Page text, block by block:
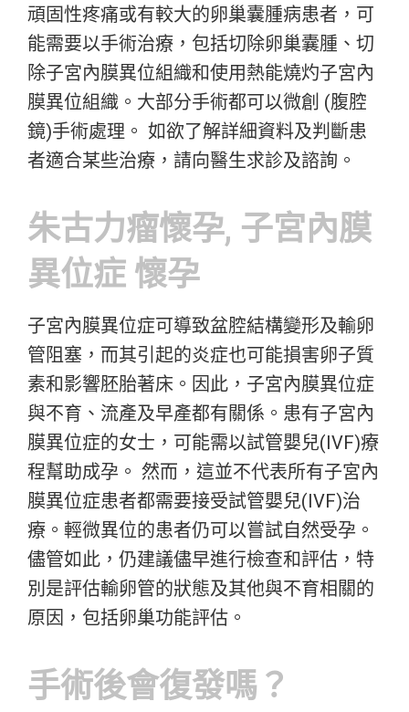
頑固性疼痛或有較大的卵巢囊腫病患者，可
能需要以手術治療，包括切除卵巢囊腫、切
除子宮內膜異位組織和使用熱能燒灼子宮內
膜異位組織。大部分手術都可以微創 (腹腔
鏡)手術處理。 如欲了解詳細資料及判斷患
者適合某些治療，請向醫生求診及諮詢。
朱古力瘤懷孕, 子宮內膜
異位症 懷孕
子宮內膜異位症可導致盆腔結構變形及輸卵
管阻塞，而其引起的炎症也可能損害卵子質
素和影響胚胎著床。因此，子宮內膜異位症
與不育、流產及早產都有關係。患有子宮內
膜異位症的女士，可能需以試管嬰兒(IVF)療
程幫助成孕。 然而，這並不代表所有子宮內
膜異位症患者都需要接受試管嬰兒(IVF)治
療。輕微異位的患者仍可以嘗試自然受孕。
儘管如此，仍建議儘早進行檢查和評估，特
別是評估輸卵管的狀態及其他與不育相關的
原因，包括卵巢功能評估。
手術後會復發嗎？